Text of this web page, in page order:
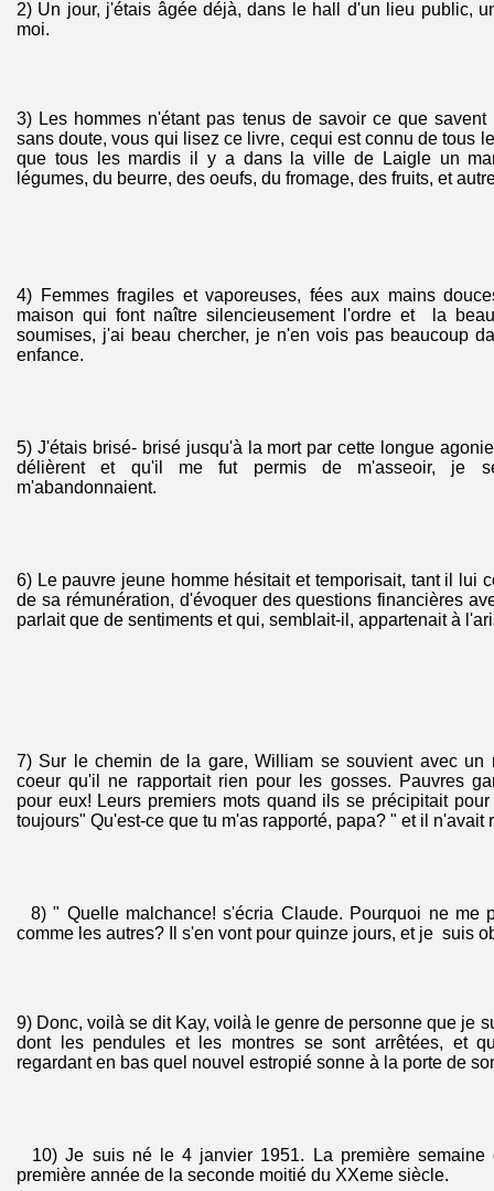
2) Un jour, j'étais âgée déjà, dans le hall d'un lieu public,
moi.
3) Les hommes n'étant pas tenus de savoir ce que
sans doute, vous qui lisez ce livre, cequi est connu de tous
que tous les mardis il y a dans la ville de Laigle un
légumes, du beurre, des oeufs, du fromage, des fruits, et
4) Femmes fragiles et vaporeuses, fées aux mains
maison qui font naître silencieusement l'ordre et la
soumises, j'ai beau chercher, je n'en vois pas beaucoup
enfance.
5) J'étais brisé- brisé jusqu'à la mort par cette longue
délièrent et qu'il me fut permis de m'asseoir, je
m'abandonnaient.
6) Le pauvre jeune homme hésitait et temporisait, tant il lui
de sa rémunération, d'évoquer des questions financières
parlait que de sentiments et qui, semblait-il, appartenait à
7) Sur le chemin de la gare, William se souvient avec un
coeur qu'il ne rapportait rien pour les gosses. Pauvres
pour eux! Leurs premiers mots quand ils se précipitait
toujours" Qu'est-ce que tu m'as rapporté, papa? " et il n'avait
8) " Quelle malchance! s'écria Claude. Pourquoi ne me
comme les autres? Il s'en vont pour quinze jours, et je suis
9) Donc, voilà se dit Kay, voilà le genre de personne que je
dont les pendules et les montres se sont arrêtées, et
regardant en bas quel nouvel estropié sonne à la porte de
10) Je suis né le 4 janvier 1951. La première
première année de la seconde moitié du XXeme siècle.